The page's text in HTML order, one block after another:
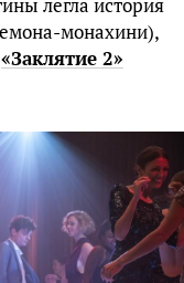
монахини),
«Заклятие 2»